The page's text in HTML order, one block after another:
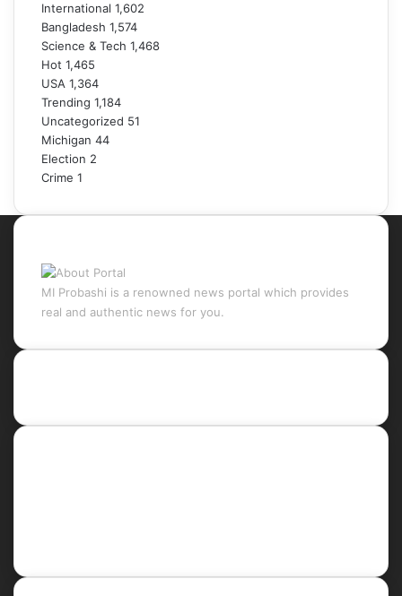
International 1,602
Bangladesh 1,574
Science & Tech 1,468
Hot 1,465
USA 1,364
Trending 1,184
Uncategorized 51
Michigan 44
Election 2
Crime 1
MI Probashi is a renowned news portal which provides
real and authentic news for you.